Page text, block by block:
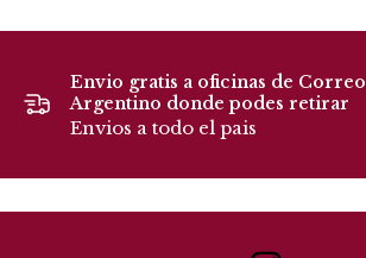
Envio gratis a oficinas de Correo
Argentino donde podes retirar
Envios a todo el pais